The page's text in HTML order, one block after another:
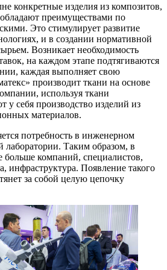
конкретные изделия из композитов,
преимуществами по
Это стимулирует развитие
и в создании нормативной
Возникает необходимость
на каждом этапе подтягиваются
каждая выполняет свою
производит ткани на основе
используя ткани
у себя производство изделий из
материалов.
потребность в инженерном
лаборатории. Таким образом, в
больше компаний, специалистов,
инфраструктура. Появление такого
за собой целую цепочку